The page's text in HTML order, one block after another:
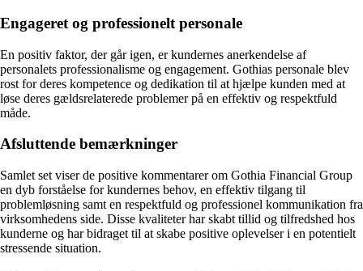
Engageret og professionelt personale
En positiv faktor, der går igen, er kundernes anerkendelse af
personalets professionalisme og engagement. Gothias personale blev
rost for deres kompetence og dedikation til at hjælpe kunden med at
løse deres gældsrelaterede problemer på en effektiv og respektfuld
måde.
Afsluttende bemærkninger
Samlet set viser de positive kommentarer om Gothia Financial Group
en dyb forståelse for kundernes behov, en effektiv tilgang til
problemløsning samt en respektfuld og professionel kommunikation fra
virksomhedens side. Disse kvaliteter har skabt tillid og tilfredshed hos
kunderne og har bidraget til at skabe positive oplevelser i en potentielt
stressende situation.